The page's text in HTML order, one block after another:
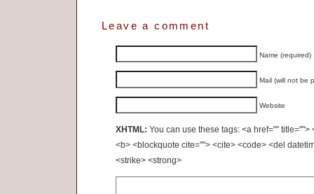
Leave a comment
Name (required)
Mail (will not be
Website
XHTML: You can use these tags: <a href=""
<b> <blockquote cite=""> <cite> <code> <del
<strike> <strong>